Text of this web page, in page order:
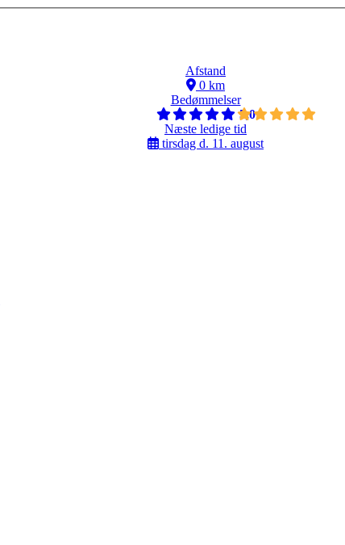
Afstand
0 km
Bedømmelser
5,0
Næste ledige tid
tirsdag d. 11. august